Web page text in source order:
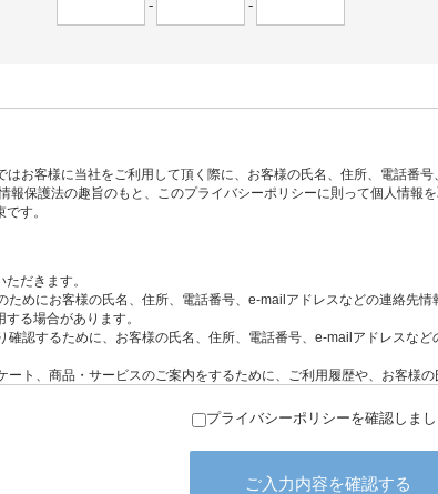
- -
プライバシーポリシーを確認しま